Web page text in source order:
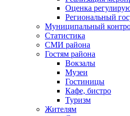
Оценка
Региональный
Муниципальный
Статистика
СМИ района
Гостям района
Вокзалы
Музеи
Гостиницы
Кафе, бистро
Туризм
Жителям